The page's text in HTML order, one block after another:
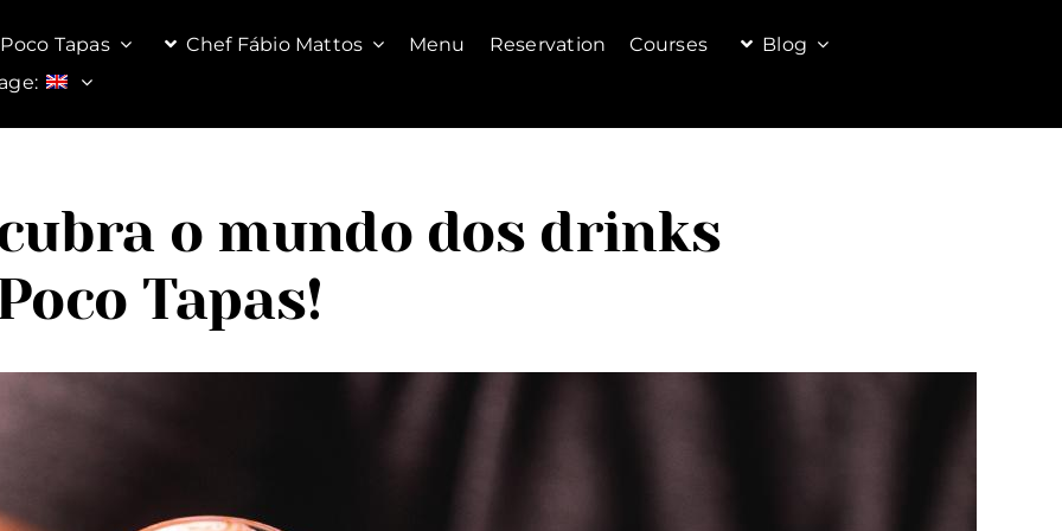
Poco Tapas Chef Fábio Mattos Menu Reservation Courses
Blog
o mundo dos drinks
Tapas!